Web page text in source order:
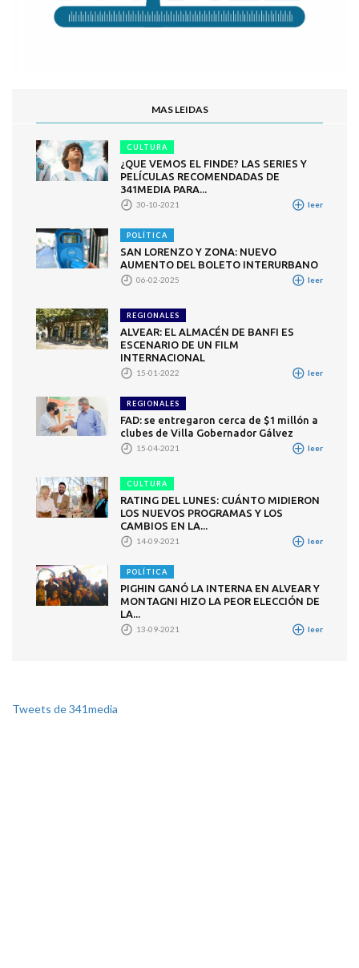
MAS LEIDAS
CULTURA
¿QUE VEMOS EL FINDE? LAS SERIES Y
PELÍCULAS RECOMENDADAS DE
341MEDIA PARA...
30-10-2021 leer
POLÍTICA
SAN LORENZO Y ZONA: NUEVO
AUMENTO DEL BOLETO INTERURBANO
06-02-2025 leer
REGIONALES
ALVEAR: EL ALMACÉN DE BANFI ES
ESCENARIO DE UN FILM
INTERNACIONAL
15-01-2022 leer
REGIONALES
FAD: se entregaron cerca de $1 millón a
clubes de Villa Gobernador Gálvez
15-04-2021 leer
CULTURA
RATING DEL LUNES: CUÁNTO MIDIERON
LOS NUEVOS PROGRAMAS Y LOS
CAMBIOS EN LA...
14-09-2021 leer
POLÍTICA
PIGHIN GANÓ LA INTERNA EN ALVEAR Y
MONTAGNI HIZO LA PEOR ELECCIÓN DE
LA...
13-09-2021 leer
Tweets de 341media